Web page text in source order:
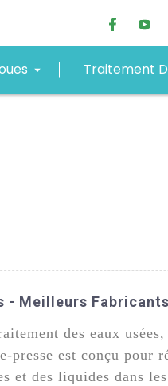
Traitement
- Meilleurs Fabricants
des eaux
est conçu pour
et des liquides dans